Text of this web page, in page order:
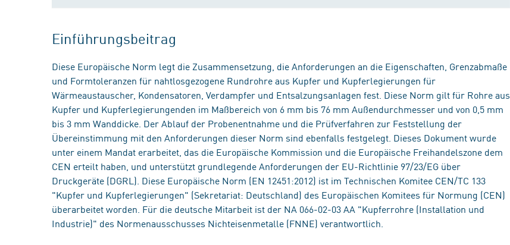
Einführungsbeitrag
Diese Europäische Norm legt die Zusammensetzung, die Anforderungen an die Eigenschaften, Grenzabmaße
und Formtoleranzen für nahtlosgezogene Rundrohre aus Kupfer und Kupferlegierungen für
Wärmeaustauscher, Kondensatoren, Verdampfer und Entsalzungsanlagen fest. Diese Norm gilt für Rohre aus
Kupfer und Kupferlegierungenden im Maßbereich von 6 mm bis 76 mm Außendurchmesser und von 0,5 mm
bis 3 mm Wanddicke. Der Ablauf der Probenentnahme und die Prüfverfahren zur Feststellung der
Übereinstimmung mit den Anforderungen dieser Norm sind ebenfalls festgelegt. Dieses Dokument wurde
unter einem Mandat erarbeitet, das die Europäische Kommission und die Europäische Freihandelszone dem
CEN erteilt haben, und unterstützt grundlegende Anforderungen der EU-Richtlinie 97/23/EG über
Druckgeräte (DGRL). Diese Europäische Norm (EN 12451:2012) ist im Technischen Komitee CEN/TC 133
"Kupfer und Kupferlegierungen" (Sekretariat: Deutschland) des Europäischen Komitees für Normung (CEN)
überarbeitet worden. Für die deutsche Mitarbeit ist der NA 066-02-03 AA "Kupferrohre (Installation und
Industrie)" des Normenausschusses Nichteisenmetalle (FNNE) verantwortlich.